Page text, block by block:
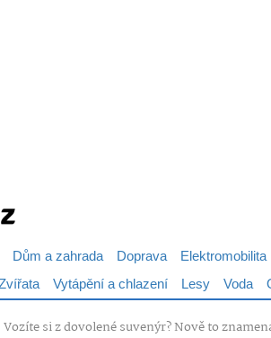
Dům a zahrada Doprava Elektromobilita
Vytápění a chlazení Lesy Voda
Vozíte si z dovolené suvenýr? Nově to